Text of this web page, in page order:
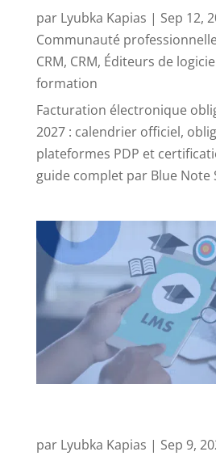
par Lyubka Kapias | Sep 12,
Communauté
CRM, CRM, Éditeurs de
formation
Facturation électronique
2027 : calendrier officiel,
plateformes PDP et
guide complet par Blue Note
par Lyubka Kapias | Sep 9,